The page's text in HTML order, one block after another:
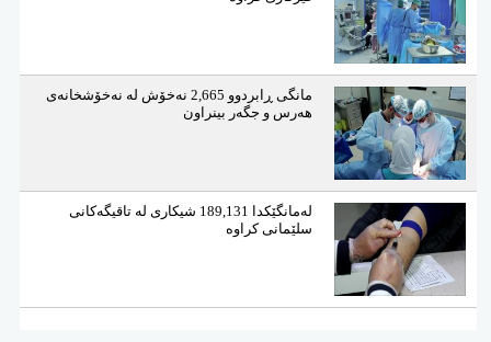
مانگی ڕابردوو 2,665 نەخۆش لە نەخۆشخانەی
هەرس و جگەر بینراون
لەمانگێكدا 189,131 شیكاری لە تاقیگەكانی
سلێمانی كراوە